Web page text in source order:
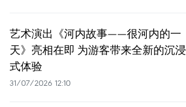
艺术演出《河内故事——很河内的一
天》亮相在即 为游客带来全新的沉浸
式体验
31/07/2026 12:10